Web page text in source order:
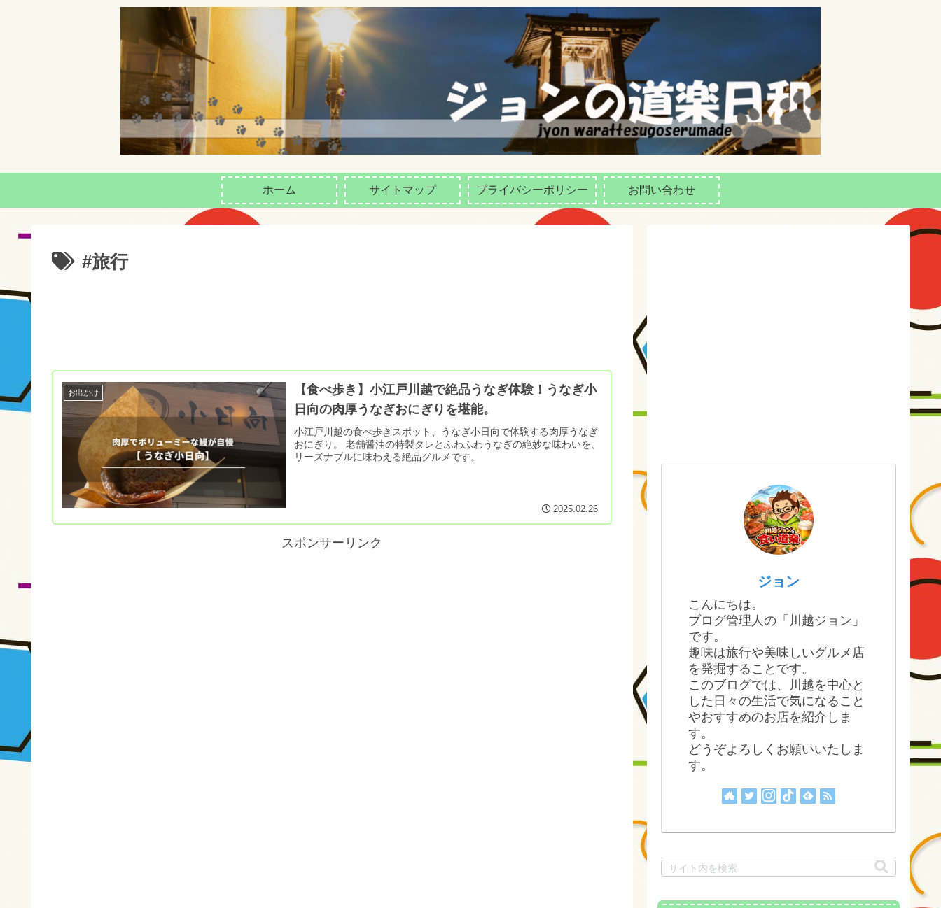
ホーム サイトマップ プライバシーポリシー お問い合わせ
#旅行
お出かけ
【食べ歩き】小江戸川越で絶品うなぎ体験！うなぎ小
日向の肉厚うなぎおにぎりを堪能。
小江戸川越の食べ歩きスポット、うなぎ小日向で体験する肉厚うなぎ
おにぎり。 老舗醤油の特製タレとふわふわうなぎの絶妙な味わいを、
リーズナブルに味わえる絶品グルメです。
2025.02.26
スポンサーリンク
ジョン
こんにちは。
ブログ管理人の「川越ジョン」
です。
趣味は旅行や美味しいグルメ店
を発掘することです。
このブログでは、川越を中心と
した日々の生活で気になること
やおすすめのお店を紹介しま
す。
どうぞよろしくお願いいたしま
す。